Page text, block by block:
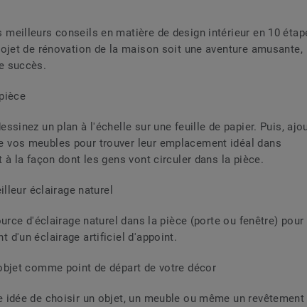
meilleurs conseils en matière de design intérieur en 10
de rénovation de la maison soit une aventure amusante,
succès.
un plan à l'échelle sur une feuille de papier. Puis,
vos meubles pour trouver leur emplacement idéal dans
à la façon dont les gens vont circuler dans la pièce.
éclairage naturel
d'éclairage naturel dans la pièce (porte ou fenêtre) pour
d'un éclairage artificiel d'appoint.
comme point de départ de votre décor
idée de choisir un objet, un meuble ou même un revêtement